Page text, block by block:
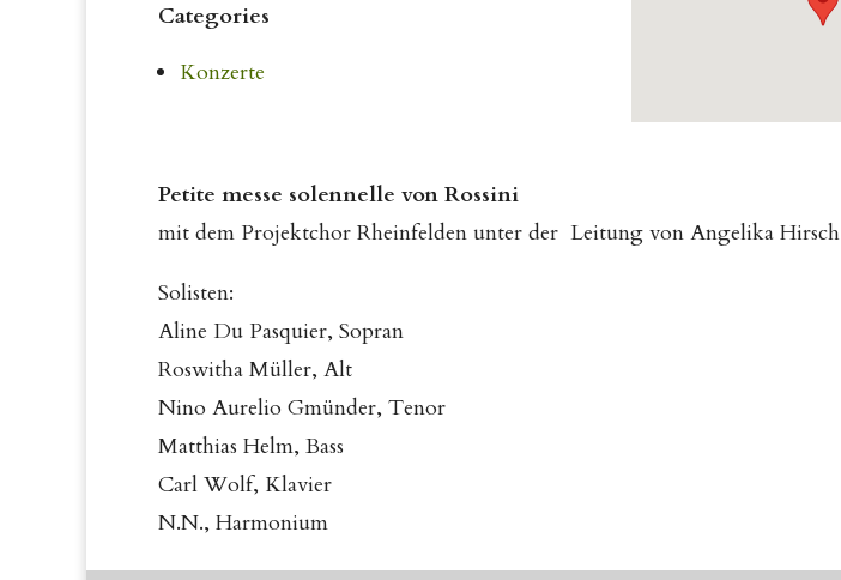
Categories
Konzerte
Petite messe solennelle von Rossini
mit dem Projektchor Rheinfelden unter der Leitung von Angelika Hirsch
Solisten:
Aline Du Pasquier, Sopran
Roswitha Müller, Alt
Nino Aurelio Gmünder, Tenor
Matthias Helm, Bass
Carl Wolf, Klavier
N.N., Harmonium